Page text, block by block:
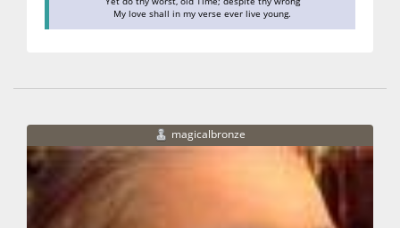
My love shall in my verse ever live young.
magicalbronze